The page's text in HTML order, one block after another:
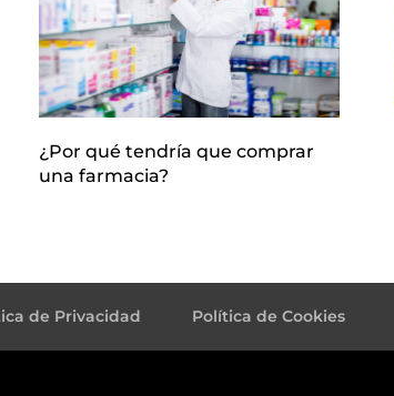
¿Por qué tendría que comprar
una farmacia?
de Privacidad Política de Cookies